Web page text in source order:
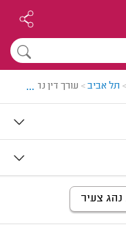
> תל אביב> עורך דין נהיגה
...
צעיר